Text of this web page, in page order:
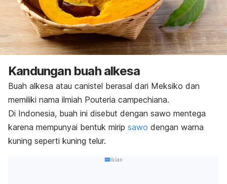
Kandungan buah alkesa
Buah alkesa atau canistel berasal dari Meksiko dan
memiliki nama ilmiah Pouteria campechiana.
Di Indonesia, buah ini disebut dengan sawo mentega
karena mempunyai bentuk mirip sawo dengan warna
kuning seperti kuning telur.
Iklan